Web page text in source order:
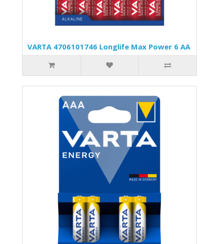
VARTA 4706101746 Longlife Max Power 6 AA